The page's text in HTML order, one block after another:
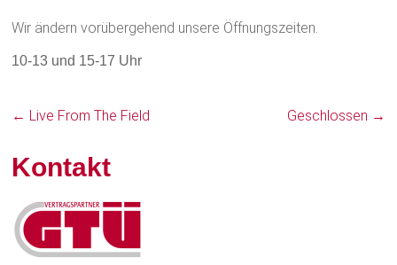
Wir ändern vorübergehend unsere Öffnungszeiten.
10-13 und 15-17 Uhr
← Live From The Field Geschlossen →
Kontakt